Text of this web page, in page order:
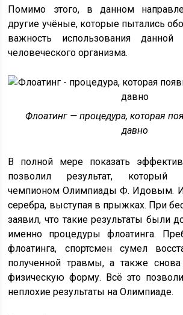
Помимо этого, в данном
другие учёные, которые пытались
важность использования
человеческого организма.
Флоатинг — процедура, которая
давно
В полной мере показать
позволил результат, который
чемпионом Олимпиады Ф. Идовым.
серебра, выступая в прыжках. При
заявил, что такие результаты были
именно процедуры флоатинга.
флоатинга, спортсмен сумел
полученной травмы, а также
физическую форму. Всё это
неплохие результаты на Олимпиаде.